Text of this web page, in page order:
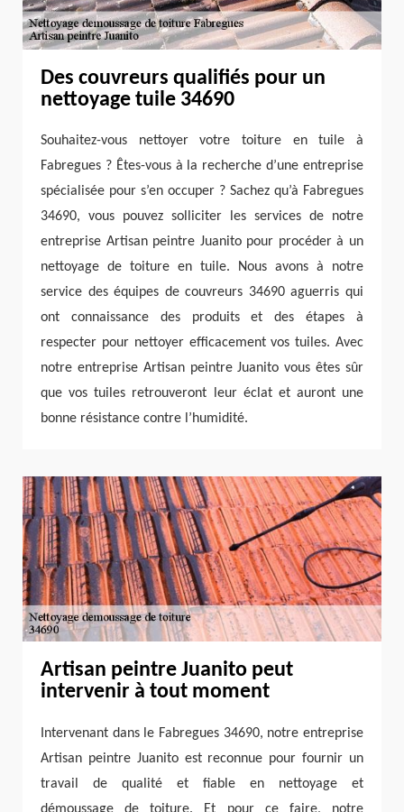
Des couvreurs qualifiés pour un
nettoyage tuile 34690
Souhaitez-vous nettoyer votre toiture en tuile à
Fabregues ? Êtes-vous à la recherche d’une entreprise
spécialisée pour s’en occuper ? Sachez qu’à Fabregues
34690, vous pouvez solliciter les services de notre
entreprise Artisan peintre Juanito pour procéder à un
nettoyage de toiture en tuile. Nous avons à notre
service des équipes de couvreurs 34690 aguerris qui
ont connaissance des produits et des étapes à
respecter pour nettoyer efficacement vos tuiles. Avec
notre entreprise Artisan peintre Juanito vous êtes sûr
que vos tuiles retrouveront leur éclat et auront une
bonne résistance contre l’humidité.
Artisan peintre Juanito peut
intervenir à tout moment
Intervenant dans le Fabregues 34690, notre entreprise
Artisan peintre Juanito est reconnue pour fournir un
travail de qualité et fiable en nettoyage et